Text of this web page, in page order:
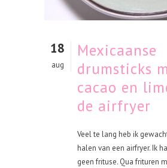
18
aug
Mexicaanse
drumsticks
cacao en
de airfryer
Veel te lang heb ik
halen van een airfryer. Ik
geen frituse. Qua frituren